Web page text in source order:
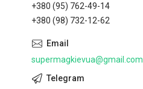
+380 (95) 762-49-14
+380 (98) 732-12-62
supermagkievua@gmail.com